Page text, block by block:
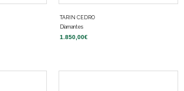
TARIN CEDRO
Diamantes
1.850,00€